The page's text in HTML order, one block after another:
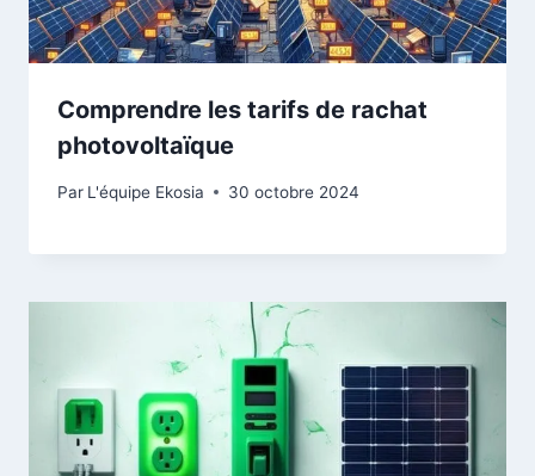
Comprendre les tarifs de rachat
photovoltaïque
Par L'équipe Ekosia 30 octobre 2024